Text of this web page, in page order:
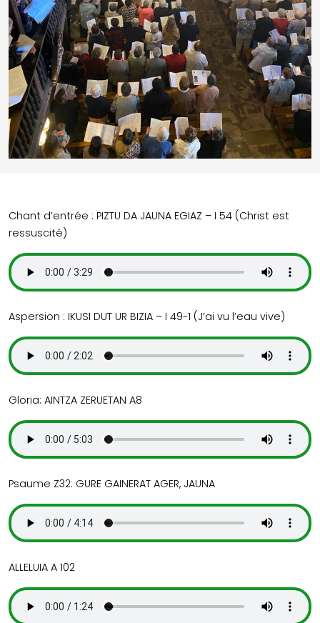
Chant d’entrée : PIZTU DA JAUNA EGIAZ – I 54 (Christ est
ressuscité)
Aspersion : IKUSI DUT UR BIZIA – I 49-1 (J’ai vu l’eau vive)
Gloria: AINTZA ZERUETAN A8
Psaume Z32: GURE GAINERAT AGER, JAUNA
ALLELUIA A 102